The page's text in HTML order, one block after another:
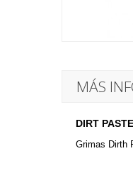
MÁS
DIRT PASTE
Grimas Dirth